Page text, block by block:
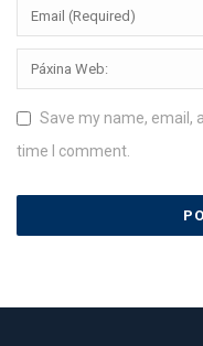
Save my name, email,
time I comment.